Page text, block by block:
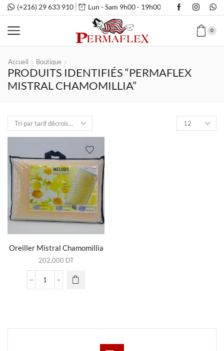
(+216) 29 633 910 Lun - Sam 9h00 - 19h00
0
Accueil Boutique
PRODUITS IDENTIFIÉS “PERMAFLEX
MISTRAL CHAMOMILLIA”
Nombre
de
Oreiller Mistral Chamomillia
202,000 DT
quantité